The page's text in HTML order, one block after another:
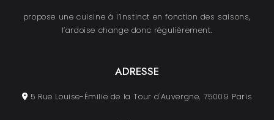
propose une cuisine à l’instinct en fonction des saisons,
l’ardoise change donc régulièrement.
ADRESSE
5 Rue Louise-Émilie de la Tour d'Auvergne, 75009 Paris